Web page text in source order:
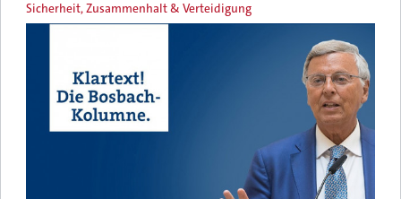
Sicherheit, Zusammenhalt & Verteidigung